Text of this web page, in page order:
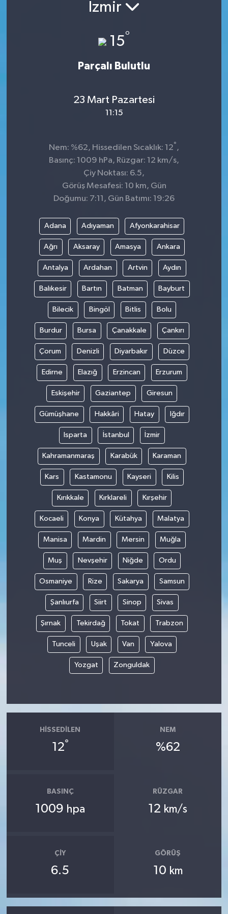
İzmir
15°
Parçalı Bulutlu
23 Mart Pazartesi
11:15
Nem: %62, Hissedilen Sıcaklık: 12° ,
Basınç: 1009 hPa, Rüzgar: 12 km/s,
Çiy Noktası: 6.5,
Görüş Mesafesi: 10 km, Gün
Doğumu: 7:11, Gün Batımı: 19:26
Adana Adıyaman Afyonkarahisar
Ağrı Aksaray Amasya Ankara
Antalya Ardahan Artvin Aydın
Balıkesir Bartın Batman Bayburt
Bilecik Bingöl Bitlis Bolu
Burdur Bursa Çanakkale Çankırı
Çorum Denizli Diyarbakır Düzce
Edirne Elazığ Erzincan Erzurum
Eskişehir Gaziantep Giresun
Gümüşhane Hakkâri Hatay Iğdır
Isparta İstanbul İzmir
Kahramanmaraş Karabük Karaman
Kars Kastamonu Kayseri Kilis
Kırıkkale Kırklareli Kırşehir
Kocaeli Konya Kütahya Malatya
Manisa Mardin Mersin Muğla
Muş Nevşehir Niğde Ordu
Osmaniye Rize Sakarya Samsun
Şanlıurfa Siirt Sinop Sivas
Şırnak Tekirdağ Tokat Trabzon
Tunceli Uşak Van Yalova
Yozgat Zonguldak
HISSEDILEN
12°
NEM
%62
BASINÇ
1009 hpa
RÜZGAR
12 km/s
ÇIY
6.5
GÖRÜŞ
10 km